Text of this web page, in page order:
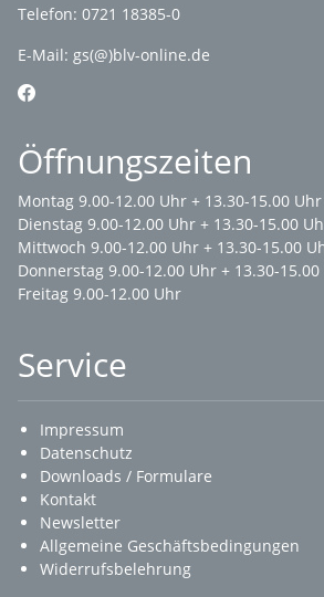
Telefon: 0721 18385-0
E-Mail: gs(@)blv-online.de
Öffnungszeiten
Montag 9.00-12.00 Uhr + 13.30-15.00 Uhr
Dienstag 9.00-12.00 Uhr + 13.30-15.00
Mittwoch 9.00-12.00 Uhr + 13.30-15.00
Donnerstag 9.00-12.00 Uhr + 13.30-
Freitag 9.00-12.00 Uhr
Service
Impressum
Datenschutz
Downloads / Formulare
Kontakt
Newsletter
Allgemeine Geschäftsbedingungen
Widerrufsbelehrung